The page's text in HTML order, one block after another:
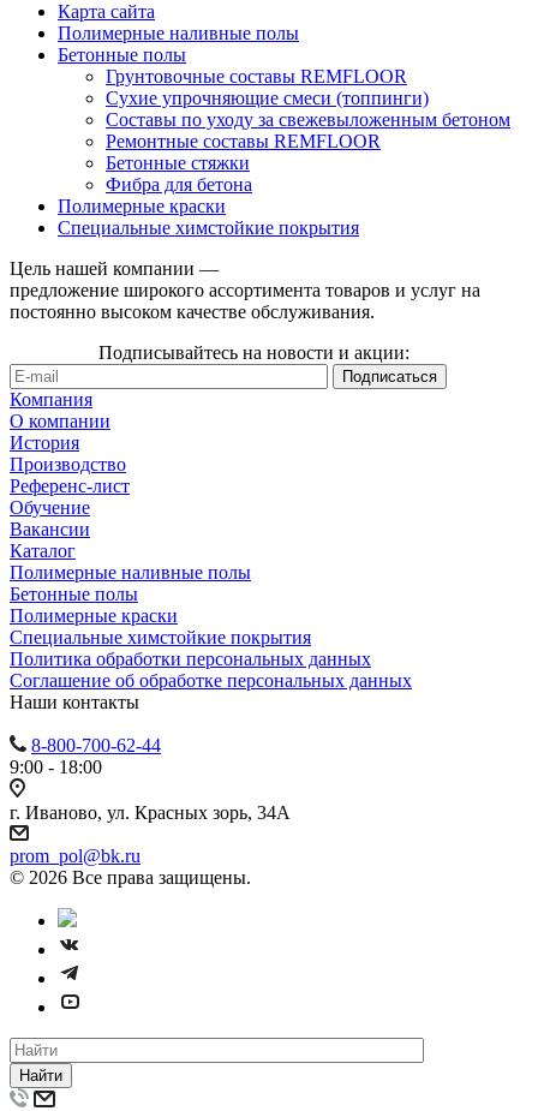
Карта сайта
Полимерные наливные полы
Бетонные полы
Грунтовочные составы REMFLOOR
Сухие упрочняющие смеси (топпинги)
Составы по уходу за свежевыложенным бетоном
Ремонтные составы REMFLOOR
Бетонные стяжки
Фибра для бетона
Полимерные краски
Специальные химстойкие покрытия
Цель нашей компании —
предложение широкого ассортимента товаров и услуг на
постоянно высоком качестве обслуживания.
Подписывайтесь на новости и акции:
Компания
О компании
История
Производство
Референс-лист
Обучение
Вакансии
Каталог
Полимерные наливные полы
Бетонные полы
Полимерные краски
Специальные химстойкие покрытия
Политика обработки персональных данных
Cоглашение об обработке персональных данных
Наши контакты
8-800-700-62-44
9:00 - 18:00
г. Иваново, ул. Красных зорь, 34А
prom_pol@bk.ru
© 2026 Все права защищены.
Найти